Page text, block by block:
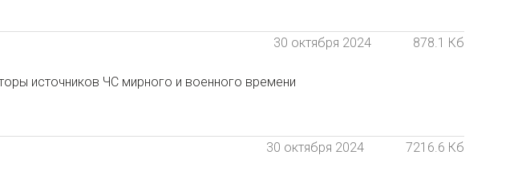
30 октября 2024 878.1 Кб
источников ЧС мирного и военного времени
30 октября 2024 7216.6 Кб